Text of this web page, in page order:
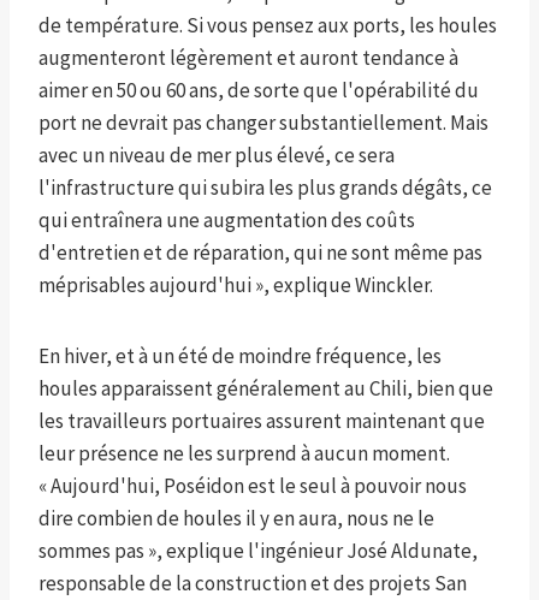
de température. Si vous pensez aux ports, les houles
augmenteront légèrement et auront tendance à
aimer en 50 ou 60 ans, de sorte que l'opérabilité du
port ne devrait pas changer substantiellement. Mais
avec un niveau de mer plus élevé, ce sera
l'infrastructure qui subira les plus grands dégâts, ce
qui entraînera une augmentation des coûts
d'entretien et de réparation, qui ne sont même pas
méprisables aujourd'hui », explique Winckler.
En hiver, et à un été de moindre fréquence, les
houles apparaissent généralement au Chili, bien que
les travailleurs portuaires assurent maintenant que
leur présence ne les surprend à aucun moment.
« Aujourd'hui, Poséidon est le seul à pouvoir nous
dire combien de houles il y en aura, nous ne le
sommes pas », explique l'ingénieur José Aldunate,
responsable de la construction et des projets San